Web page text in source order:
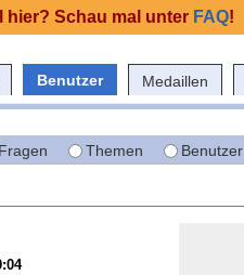
Benutzer Medaillen
Fragen Themen Benutzer
hier? Schau mal unter FAQ!